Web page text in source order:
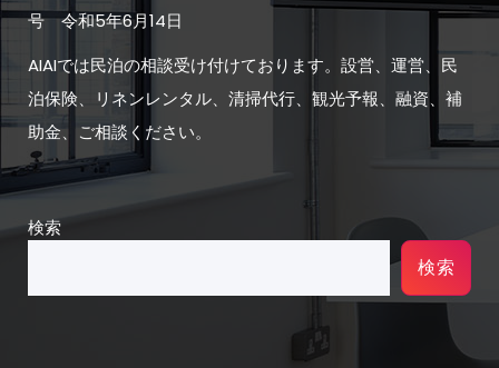
号 令和5年6月14日
AIAIでは民泊の相談受け付けております。設営、運営、民
泊保険、リネンレンタル、清掃代行、観光予報、融資、補
助金、ご相談ください。
検索
検索